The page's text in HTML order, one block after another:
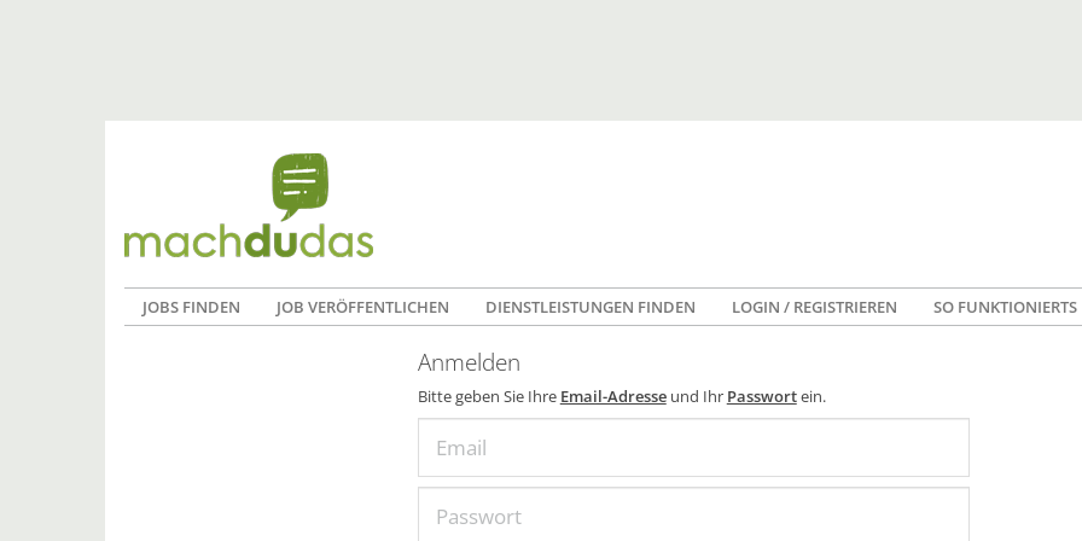
JOBS FINDEN JOB VERÖFFENTLICHEN DIENSTLEISTUNGEN FINDEN LOGIN / REGISTRIEREN SO FUNKTIONIERTS
Anmelden
Bitte geben Sie Ihre Email-Adresseund Ihr Passwortein.